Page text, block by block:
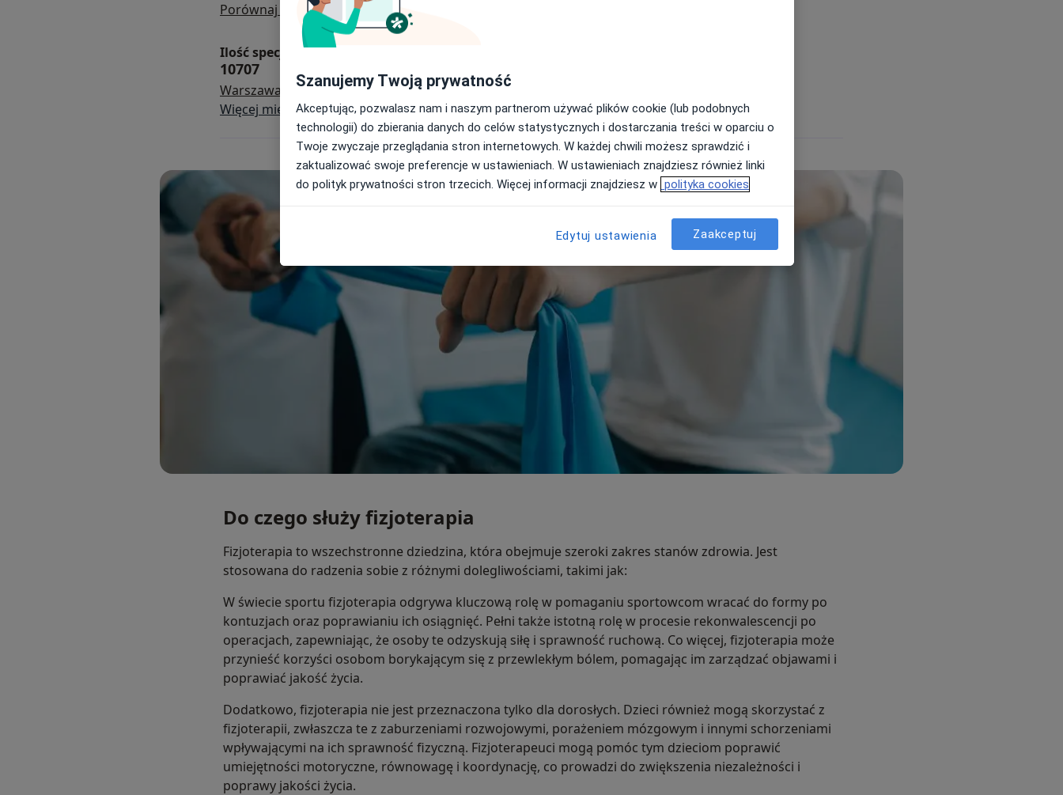
Porównaj lokalizacje
Ilość specjalistów i klinik
10707
Warszawa Kraków Wrocław Poznań Gdańsk
Więcej miejscowości
Do czego służy fizjoterapia
Fizjoterapia to wszechstronne dziedzina, która obejmuje szeroki zakres stanów zdrowia. Jest
stosowana do radzenia sobie z różnymi dolegliwościami, takimi jak:
W świecie sportu fizjoterapia odgrywa kluczową rolę w pomaganiu sportowcom wracać do formy po
kontuzjach oraz poprawianiu ich osiągnięć. Pełni także istotną rolę w procesie rekonwalescencji po
operacjach, zapewniając, że osoby te odzyskują siłę i sprawność ruchową. Co więcej, fizjoterapia może
przynieść korzyści osobom borykającym się z przewlekłym bólem, pomagając im zarządzać objawami i
poprawiać jakość życia.
Dodatkowo, fizjoterapia nie jest przeznaczona tylko dla dorosłych. Dzieci również mogą skorzystać z
fizjoterapii, zwłaszcza te z zaburzeniami rozwojowymi, porażeniem mózgowym i innymi schorzeniami
wpływającymi na ich sprawność fizyczną. Fizjoterapeuci mogą pomóc tym dzieciom poprawić
umiejętności motoryczne, równowagę i koordynację, co prowadzi do zwiększenia niezależności i
poprawy jakości życia.
Szanujemy Twoją prywatność
Akceptując, pozwalasz nam i naszym partnerom używać plików cookie (lub podobnych
technologii) do zbierania danych do celów statystycznych i dostarczania treści w oparciu o
Twoje zwyczaje przeglądania stron internetowych. W każdej chwili możesz sprawdzić i
zaktualizować swoje preferencje w ustawieniach. W ustawieniach znajdziesz również linki
do polityk prywatności stron trzecich. Więcej informacji znajdziesz w polityka cookies
Edytuj ustawienia Zaakceptuj